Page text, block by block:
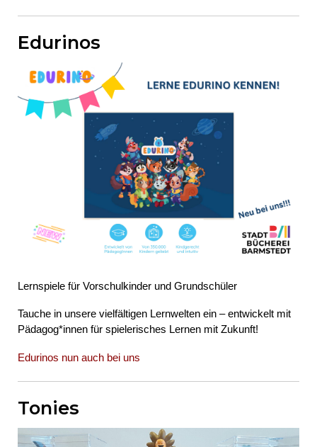
Edurinos
Lernspiele für Vorschulkinder und Grundschüler
Tauche in unsere vielfältigen Lernwelten ein – entwickelt mit
Pädagog*innen für spielerisches Lernen mit Zukunft!
Edurinos nun auch bei uns
Tonies